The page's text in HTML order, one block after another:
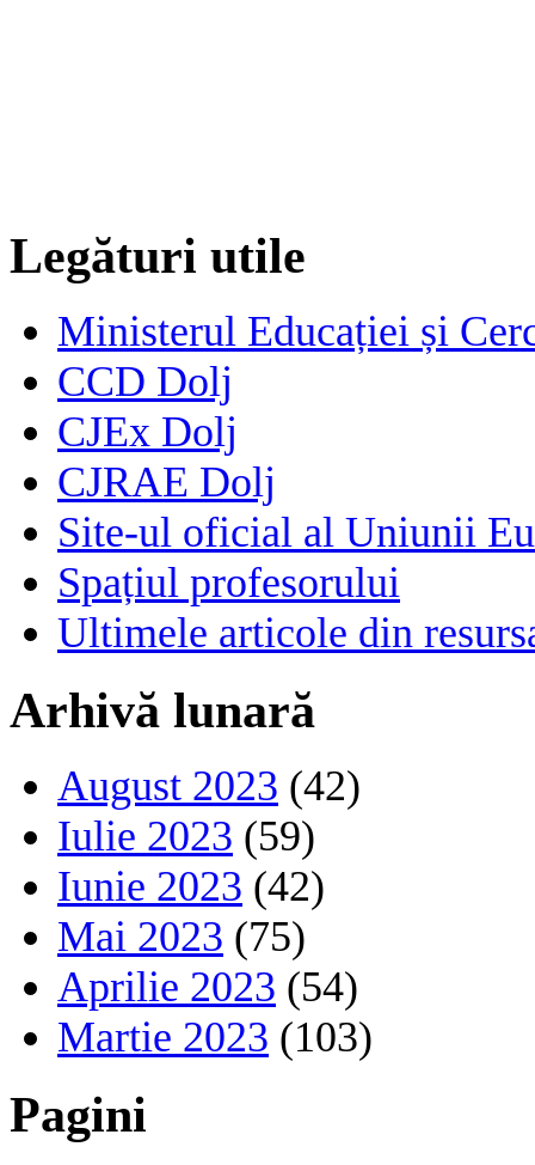
Legături utile
Ministerul Educației și
CCD Dolj
CJEx Dolj
CJRAE Dolj
Site-ul oficial al Uniunii
Spațiul profesorului
Ultimele articole din
Arhivă lunară
August 2023 (42)
Iulie 2023 (59)
Iunie 2023 (42)
Mai 2023 (75)
Aprilie 2023 (54)
Martie 2023 (103)
Pagini